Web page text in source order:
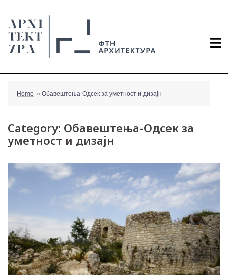
content
Home » Обавештења-Одсек за уметност и дизајн
Category: Обавештења-Одсек за
уметност и дизајн